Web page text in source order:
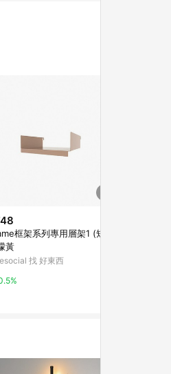
望提供簡
框架系列專用層架1 (短)
黃
找 好東西